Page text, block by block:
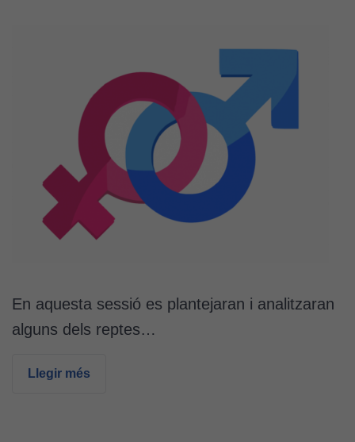
En aquesta sessió es plantejaran i analitzaran
alguns dels reptes…
Llegir més